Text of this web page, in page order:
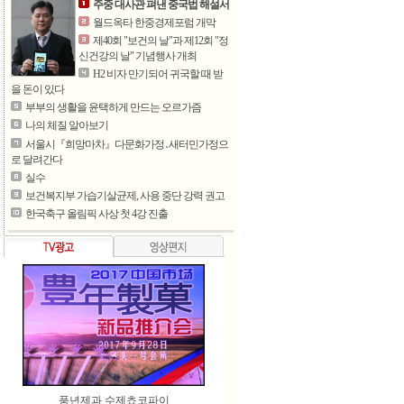
주중 대사관 펴낸 중국법 해설서
월드옥타 한중경제포럼 개막
제40회 "보건의 날"과 제12회 "정
신건강의 날" 기념행사 개최
H2 비자 만기되어 귀국할 때 받
을 돈이 있다
부부의 생활을 윤택하게 만드는 오르가즘
나의 체질 알아보기
서울시『희망마차』다문화가정․새터민가정으
로 달려간다
실수
보건복지부 가습기살균제, 사용 중단 강력 권고
한국축구 올림픽 사상 첫 4강 진출
풍년제과 수제쵸코파이